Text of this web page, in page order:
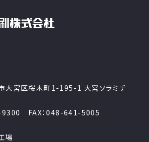
大宮区桜木町1-195-1 大宮ソラミチ
9300 FAX：048-641-5005
場